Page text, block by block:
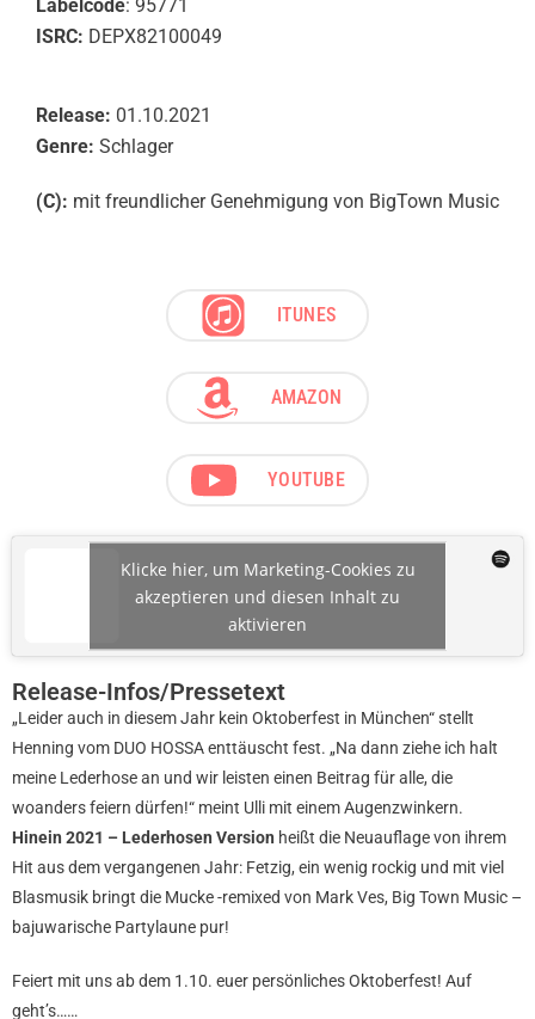
Labelcode: 95771
ISRC: DEPX82100049
Release: 01.10.2021
Genre: Schlager
(C): mit freundlicher Genehmigung von BigTown Music
ITUNES
AMAZON
YOUTUBE
Klicke hier, um Marketing-Cookies zu
akzeptieren und diesen Inhalt zu
aktivieren
Release-Infos/Pressetext
„Leider auch in diesem Jahr kein Oktoberfest in München“ stellt
Henning vom DUO HOSSA enttäuscht fest. „Na dann ziehe ich halt
meine Lederhose an und wir leisten einen Beitrag für alle, die
woanders feiern dürfen!“ meint Ulli mit einem Augenzwinkern.
Hinein 2021 – Lederhosen Version heißt die Neuauflage von ihrem
Hit aus dem vergangenen Jahr: Fetzig, ein wenig rockig und mit viel
Blasmusik bringt die Mucke -remixed von Mark Ves, Big Town Music –
bajuwarische Partylaune pur!
Feiert mit uns ab dem 1.10. euer persönliches Oktoberfest! Auf
geht’s……